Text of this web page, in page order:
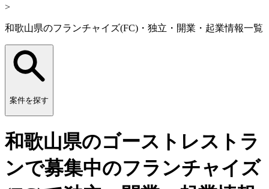
>
和歌山県のフランチャイズ(FC)・独立・開業・起業情報一覧
案件を探す
和歌山県のゴーストレストラ
ンで募集中のフランチャイズ